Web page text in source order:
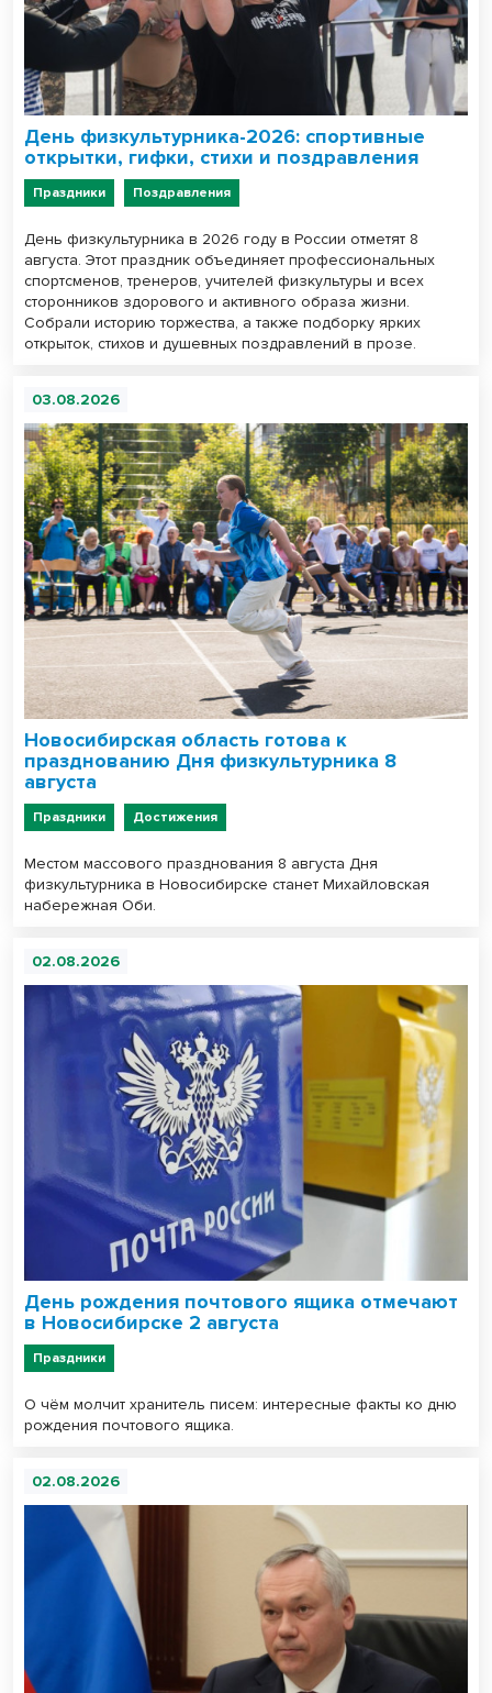
День физкультурника-2026: спортивные
открытки, гифки, стихи и поздравления
Праздники Поздравления
День физкультурника в 2026 году в России отметят 8
августа. Этот праздник объединяет профессиональных
спортсменов, тренеров, учителей физкультуры и всех
сторонников здорового и активного образа жизни.
Собрали историю торжества, а также подборку ярких
открыток, стихов и душевных поздравлений в прозе.
03.08.2026
Новосибирская область готова к
празднованию Дня физкультурника 8
августа
Праздники Достижения
Местом массового празднования 8 августа Дня
физкультурника в Новосибирске станет Михайловская
набережная Оби.
02.08.2026
День рождения почтового ящика отмечают
в Новосибирске 2 августа
Праздники
О чём молчит хранитель писем: интересные факты ко дню
рождения почтового ящика.
02.08.2026